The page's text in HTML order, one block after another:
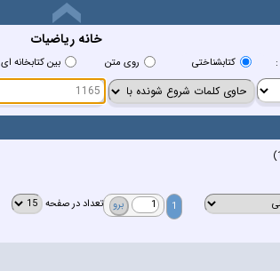
خانه رياضيات
: کتابشناختي روي متن بين کتابخانه اي